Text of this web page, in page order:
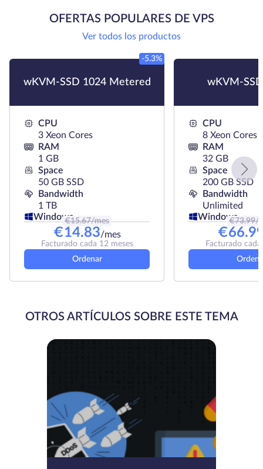
OFERTAS POPULARES DE VPS
Ver todos los productos
wKVM-SSD 1024 Metered
-5.3%
CPU
3 Xeon Cores
RAM
1 GB
Space
50 GB SSD
Bandwidth
1 TB
Windows
€15.67/mes
€14.83/mes
Facturado cada 12 meses
Ordenar
wKVM-
CPU
8 Xeon Cores
RAM
32 GB
Space
200 GB SSD
Bandwidth
Unlimited
Windows
€73.99/
€
Facturado
OTROS ARTÍCULOS SOBRE ESTE TEMA